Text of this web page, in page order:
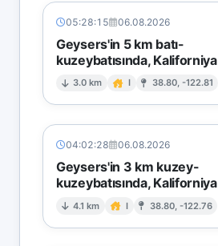
05:28:15 06.08.2026
Geysers'in 5 km batı-
kuzeybatısında, Kaliforniya
3.0 km I 38.80, -122.81
04:02:28 06.08.2026
Geysers'in 3 km kuzey-
kuzeybatısında, Kaliforniya
4.1 km I 38.80, -122.76